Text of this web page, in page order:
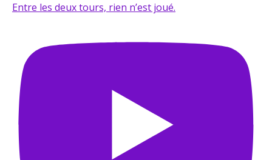
Entre les deux tours, rien n’est joué.